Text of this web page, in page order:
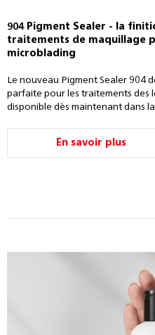
904 Pigment Sealer - la
traitements de maquillage
microblading
Le nouveau Pigment Sealer 904
parfaite pour les traitements des
disponible dès maintenant dans
En savoir plus